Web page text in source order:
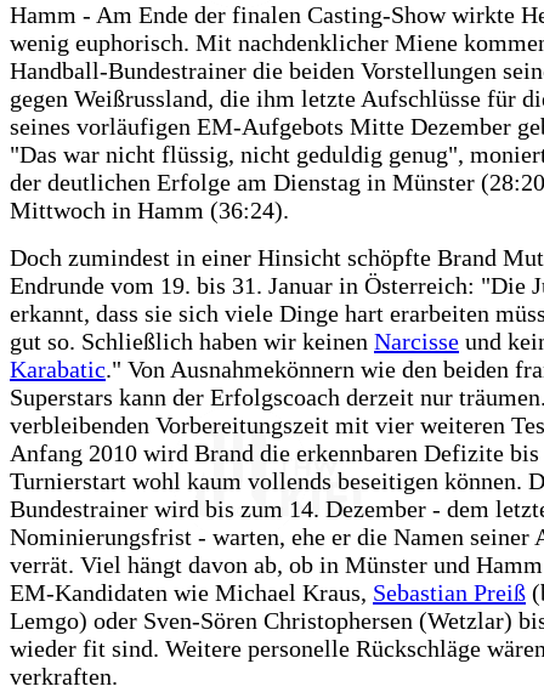
Hamm - Am Ende der finalen Casting-Show wirkte
wenig euphorisch. Mit nachdenklicher Miene
Handball-Bundestrainer die beiden Vorstellungen
gegen Weißrussland, die ihm letzte Aufschlüsse für
seines vorläufigen EM-Aufgebots Mitte Dezember
"Das war nicht flüssig, nicht geduldig genug",
der deutlichen Erfolge am Dienstag in Münster
Mittwoch in Hamm (36:24).
Doch zumindest in einer Hinsicht schöpfte Brand
Endrunde vom 19. bis 31. Januar in Österreich: "Die
erkannt, dass sie sich viele Dinge hart erarbeiten
gut so. Schließlich haben wir keinen Narcisse und
Karabatic." Von Ausnahmekönnern wie den beiden
Superstars kann der Erfolgscoach derzeit nur
verbleibenden Vorbereitungszeit mit vier weiteren
Anfang 2010 wird Brand die erkennbaren Defizite
Turnierstart wohl kaum vollends beseitigen können.
Bundestrainer wird bis zum 14. Dezember - dem
Nominierungsfrist - warten, ehe er die Namen seiner
verrät. Viel hängt davon ab, ob in Münster und
EM-Kandidaten wie Michael Kraus, Sebastian Preiß
Lemgo) oder Sven-Sören Christophersen (Wetzlar)
wieder fit sind. Weitere personelle Rückschläge
verkraften.